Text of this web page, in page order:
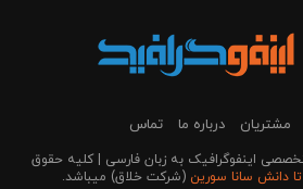
مشتریان درباره ما تماس
مرجع تخصصی اینفوگرافیک به زبان فارسی | کلیه حقوق
تا دانش سانا سورین (شرکت خلاق) می‎باشد.